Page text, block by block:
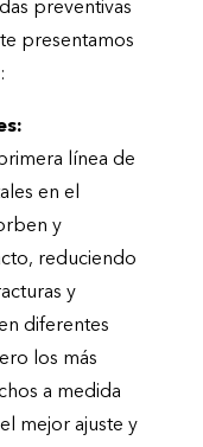
preventivas
presentamos
línea de
en el
y
reduciendo
y
diferentes
los más
a medida
mejor ajuste y